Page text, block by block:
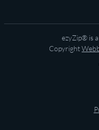
ezyZip® is
Copyright